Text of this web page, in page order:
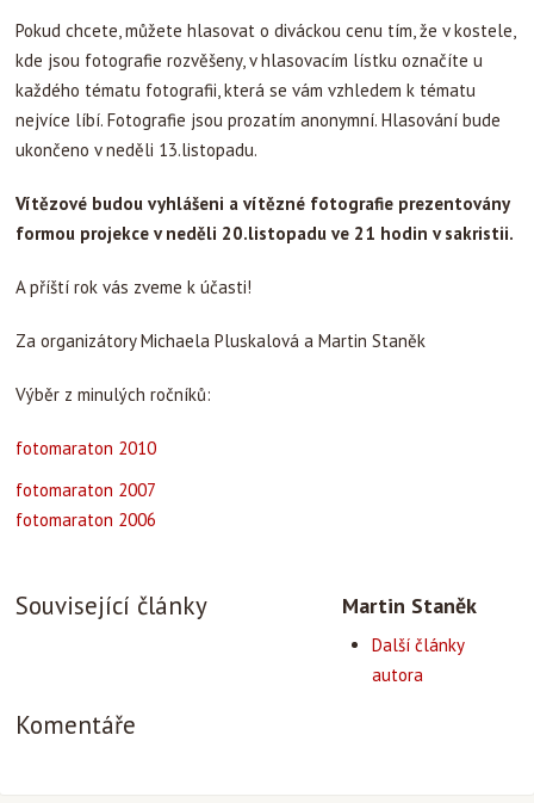
Pokud chcete, můžete hlasovat o diváckou cenu tím, že v kostele,
kde jsou fotografie rozvěšeny, v hlasovacím lístku označíte u
každého tématu fotografii, která se vám vzhledem k tématu
nejvíce líbí. Fotografie jsou prozatím anonymní. Hlasování bude
ukončeno v neděli 13.listopadu.
Vítězové budou vyhlášeni a vítězné fotografie prezentovány
formou projekce v neděli 20.listopadu ve 21 hodin v sakristii.
A příští rok vás zveme k účasti!
Za organizátory Michaela Pluskalová a Martin Staněk
Výběr z minulých ročníků:
fotomaraton 2010
fotomaraton 2007
fotomaraton 2006
Související články Martin Staněk
Další články
autora
Komentáře